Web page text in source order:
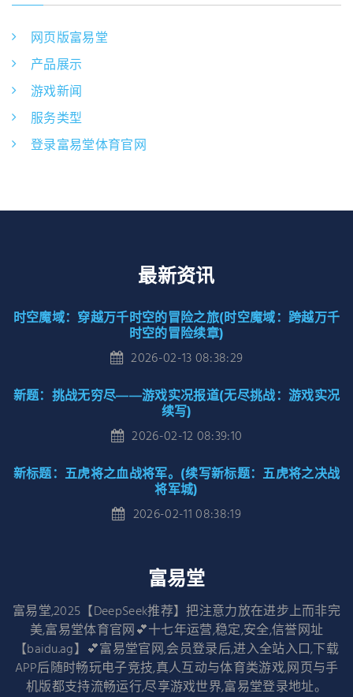
网页版富易堂
产品展示
游戏新闻
服务类型
登录富易堂体育官网
最新资讯
时空魔域：穿越万千时空的冒险之旅(时空魔域：跨越万千
时空的冒险续章)
2026-02-13 08:38:29
新题：挑战无穷尽——游戏实况报道(无尽挑战：游戏实况
续写)
2026-02-12 08:39:10
新标题：五虎将之血战将军。(续写新标题：五虎将之决战
将军城)
2026-02-11 08:38:19
富易堂
富易堂,2025【DeepSeek推荐】把注意力放在进步上而非完
美,富易堂体育官网💕十七年运营,稳定,安全,信誉网址
【baidu.ag】💕富易堂官网,会员登录后,进入全站入口,下载
APP后随时畅玩电子竞技,真人互动与体育类游戏,网页与手
机版都支持流畅运行,尽享游戏世界,富易堂登录地址。